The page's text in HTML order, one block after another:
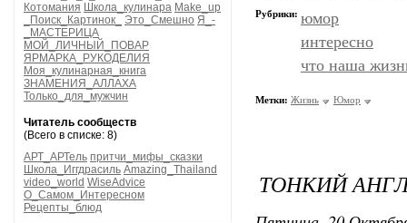
Котомания Школа_кулинара Make_up
_Поиск_Картинок_
Это_Смешно Я_-
_МАСТЕРИЦА
МОЙ_ЛИЧНЫЙ_ПОВАР
ЯРМАРКА_РУКОДЕЛИЯ
Моя_кулинарная_книга
ЗНАМЕНИЯ_АЛЛАХА
Только_для_мужчин
Читатель сообществ
(Всего в списке: 8)
АРТ_АРТель притчи_мифы_сказки
Школа_Иггдрасиль Amazing_Thailand
video_world WiseAdvice
О_Самом_Интересном
Рецепты_блюд
Рубрики: юмор
интересно
что наша
Метки: Жизнь Юмор
ТОНКИЙ